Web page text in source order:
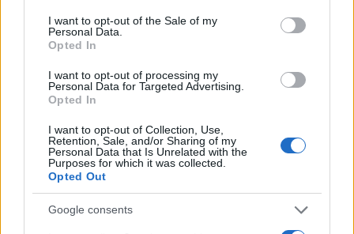
I want to opt-out of the Sale of my
Personal Data.
Opted In
I want to opt-out of processing my
Personal Data for Targeted Advertising.
Opted In
I want to opt-out of Collection, Use,
Retention, Sale, and/or Sharing of my
Personal Data that Is Unrelated with the
Purposes for which it was collected.
Opted Out
Google consents
criminale?
ma bisio&compagni non possono pagare loro la nuova sede
e i lavori?
Rispondi VIsualizza le risposte
mauriziogiuntoli
8 Settembre 2025, 9:11 9:11
Ogni occupazione abusiva, anche se perseguita dalle suore,
deve essere denunciata-giudicata-condannata-risarcita.
Altrimenti è Africa del nord e governo&magistrati negano